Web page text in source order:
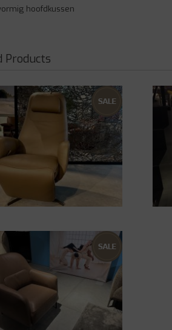
hoofdkussen
Products